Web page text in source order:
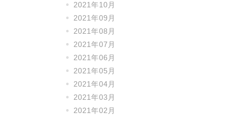
2021年10月
2021年09月
2021年08月
2021年07月
2021年06月
2021年05月
2021年04月
2021年03月
2021年02月